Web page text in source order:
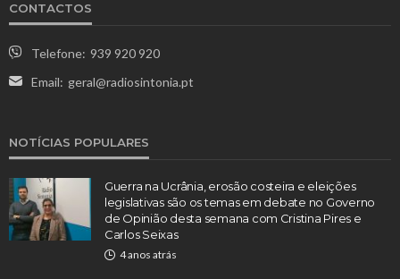
CONTACTOS
Telefone: 939 920 920
Email: geral@radiosintonia.pt
NOTÍCIAS POPULARES
Guerra na Ucrânia, erosão costeira e eleições
legislativas são os temas em debate no Governo
de Opinião desta semana com Cristina Pires e
Carlos Seixas
4 anos atrás